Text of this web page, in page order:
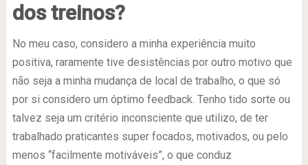
dos treinos?
No meu caso, considero a minha experiência muito
positiva, raramente tive desistências por outro motivo que
não seja a minha mudança de local de trabalho, o que só
por si considero um óptimo feedback. Tenho tido sorte ou
talvez seja um critério inconsciente que utilizo, de ter
trabalhado praticantes super focados, motivados, ou pelo
menos “facilmente motiváveis”, o que conduz